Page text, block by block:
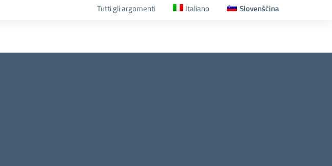
Tutti gli argomenti Italiano Slovenščina